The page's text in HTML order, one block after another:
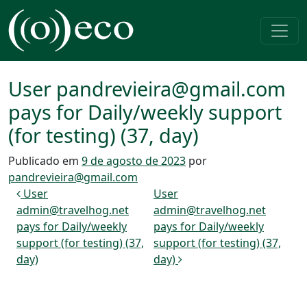
Pular para o conteúdo
Navegação principal
User pandrevieira@gmail.com
pays for Daily/weekly support
(for testing) (37, day)
Publicado em 9 de agosto de 2023 por
pandrevieira@gmail.com
Navegação de post
User
admin@travelhog.net
pays for Daily/weekly
support (for testing) (37,
day)
User
admin@travelhog.net
pays for Daily/weekly
support (for testing) (37,
day)